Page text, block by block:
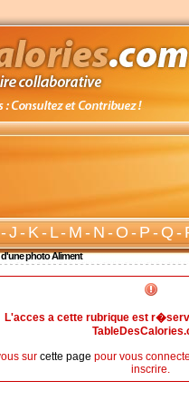
J-K-L-M-N-O-P-Q-
photo Aliment
L'acces a cette rubrique est
sur cette page pour vous
inscrire.